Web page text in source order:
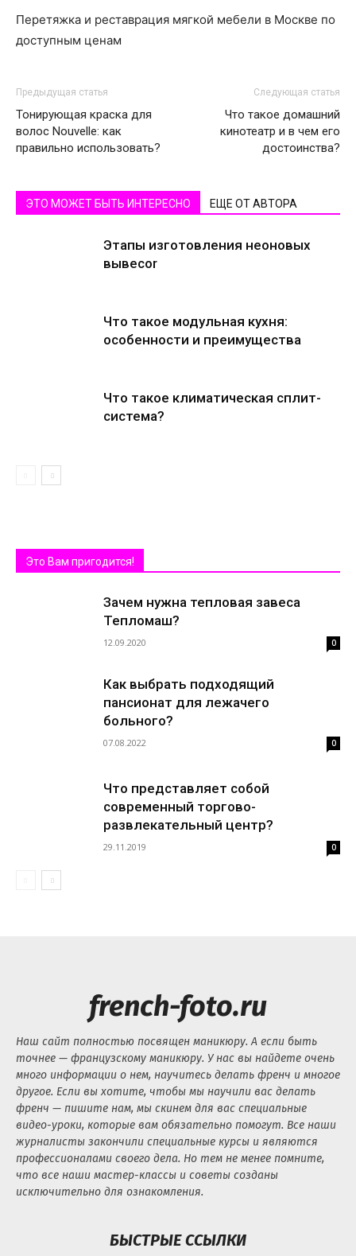
Перетяжка и реставрация мягкой мебели в Москве по
доступным ценам
Предыдущая статья
Тонирующая краска для
волос Nouvelle: как
правильно использовать?
Следующая статья
Что такое домашний
кинотеатр и в чем его
достоинства?
ЭТО МОЖЕТ БЫТЬ ИНТЕРЕСНО ЕЩЕ ОТ АВТОРА
Этапы изготовления неоновых
вывесоr
Что такое модульная кухня:
особенности и преимущества
Что такое климатическая сплит-
система?
Это Вам пригодится!
Зачем нужна тепловая завеса
Тепломаш?
12.09.2020 0
Как выбрать подходящий
пансионат для лежачего
больного?
07.08.2022 0
Что представляет собой
современный торгово-
развлекательный центр?
29.11.2019 0
french-foto.ru
Наш сайт полностью посвящен маникюру. А если быть
точнее — французскому маникюру. У нас вы найдете очень
много информации о нем, научитесь делать френч и многое
другое. Если вы хотите, чтобы мы научили вас делать
френч — пишите нам, мы скинем для вас специальные
видео-уроки, которые вам обязательно помогут. Все наши
журналисты закончили специальные курсы и являются
профессионалами своего дела. Но тем не менее помните,
что все наши мастер-классы и советы созданы
исключительно для ознакомления.
БЫСТРЫЕ ССЫЛКИ